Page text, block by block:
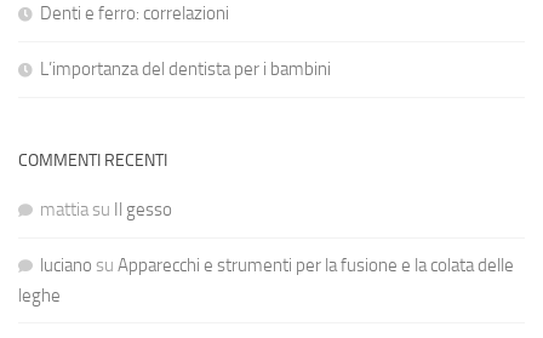
Denti e ferro: correlazioni
L’importanza del dentista per i bambini
COMMENTI RECENTI
mattiasu Il gesso
luciano su Apparecchi e strumenti per la fusione e la colata delle
leghe